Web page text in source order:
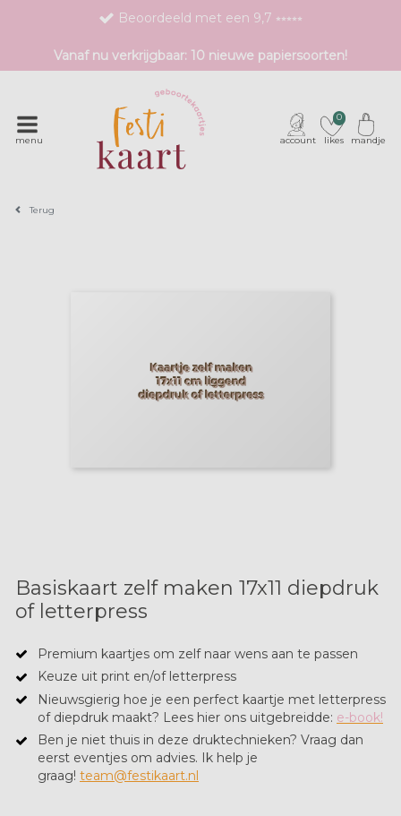
Beoordeeld met een 9,7 ⭒⭒⭒⭒⭒
Exclusieve geboortekaartjes met unieke druktechnieken
Vanaf nu verkrijgbaar: 10 nieuwe papiersoorten!
menu account likes
0
mandje
Terug
Basiskaart zelf maken 17x11 diepdruk
of letterpress
Premium kaartjes om zelf naar wens aan te passen
Keuze uit print en/of letterpress
Nieuwsgierig hoe je een perfect kaartje met letterpress
of diepdruk maakt? ​Lees hier ons uitgebreidde: e-book!
Ben je niet thuis in deze druktechnieken? Vraag dan
eerst eventjes om advies. Ik help je
graag! team@festikaart.nl